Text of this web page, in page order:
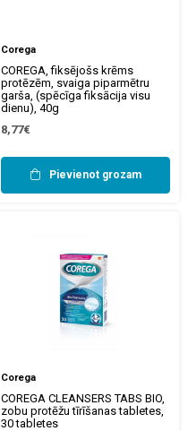
Corega
COREGA, fiksējošs krēms
protēzēm, svaiga piparmētru
garša, (spēcīga fiksācija visu
dienu), 40g
8,77€
Pievienot grozam
Corega
COREGA CLEANSERS TABS BIO,
zobu protēžu tīrīšanas tabletes,
30 tabletes